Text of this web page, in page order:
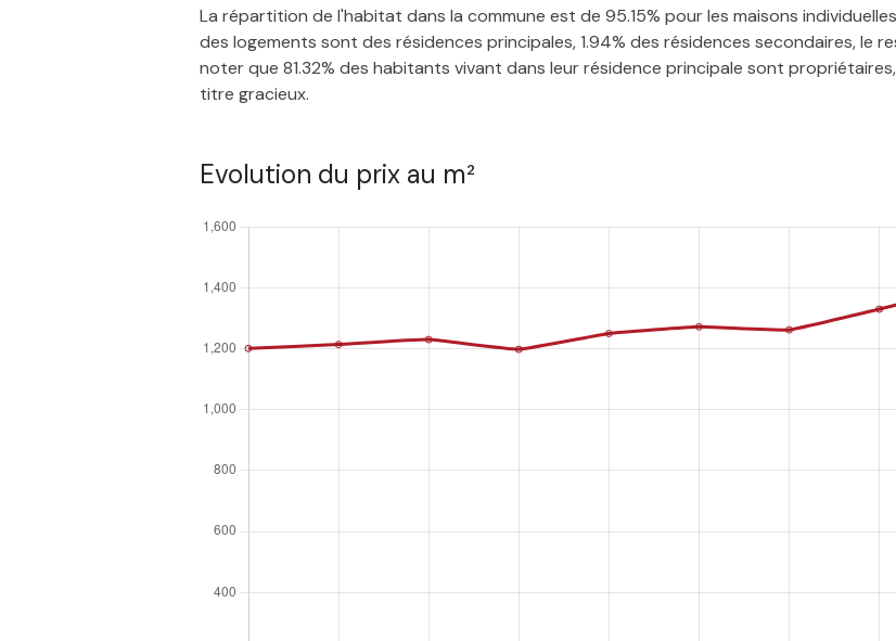
La répartition de l'habitat dans la commune est de 95.15% pour les maisons
des logements sont des résidences principales, 1.94% des résidences secondaires, le
noter que 81.32% des habitants vivant dans leur résidence principale sont
titre gracieux.
Evolution du prix au m²